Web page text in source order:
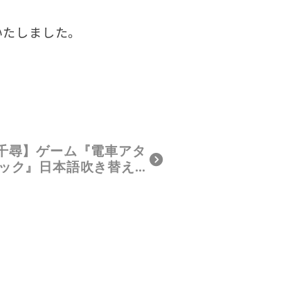
しました。
尋】ゲーム『電車アタ
ック』日本語吹き替え…